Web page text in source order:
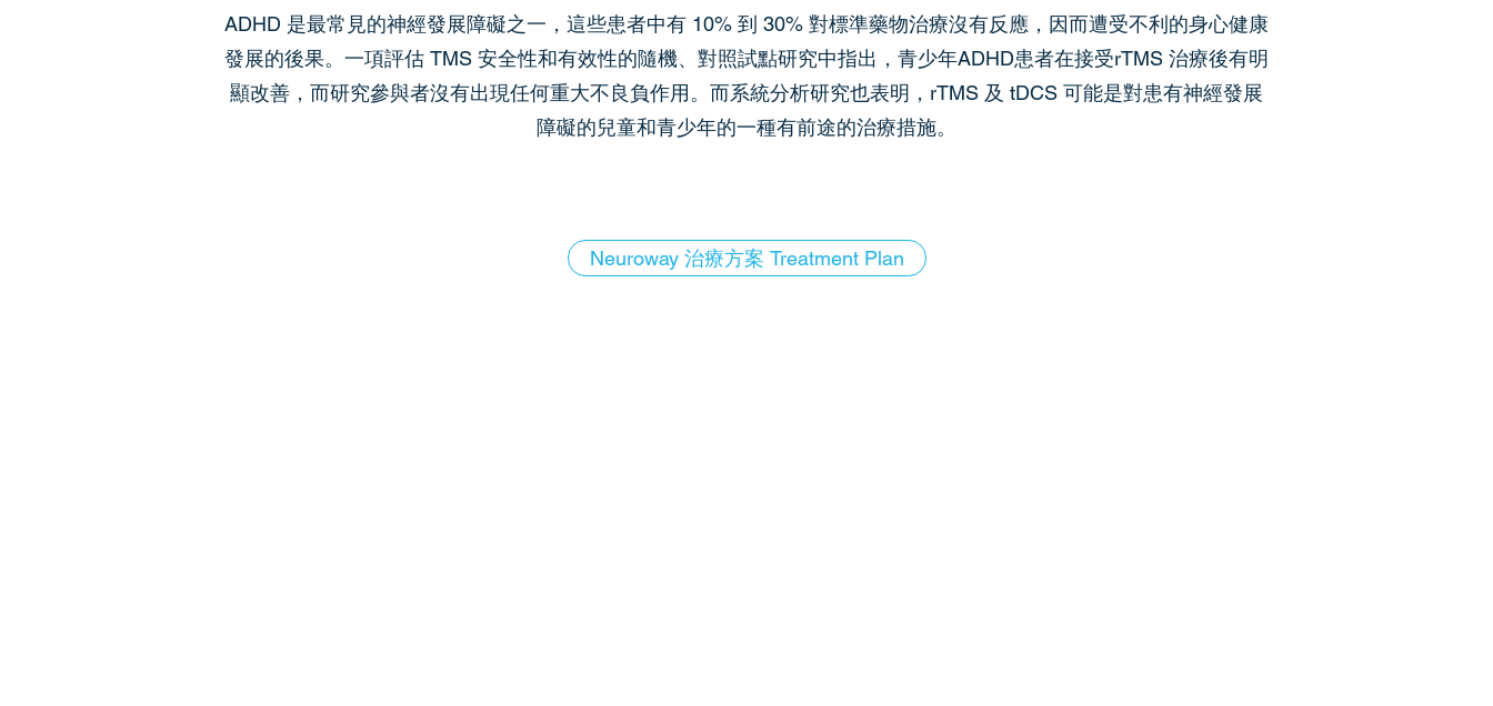
ADHD 是最常見的神經發展障礙之一，這些患者中有 10% 到 30% 對標準藥物治療沒有反應，因而遭受不利的身心健康
發展的後果。一項評估 TMS 安全性和有效性的隨機、對照試點研究中指出，青少年ADHD患者在接受rTMS 治療後有明
顯改善，而研究參與者沒有出現任何重大不良負作用。而系統分析研究也表明，rTMS 及 tDCS 可能是對患有神經發展
障礙的兒童和青少年的一種有前途的治療措施。
Neuroway 治療方案 Treatment Plan